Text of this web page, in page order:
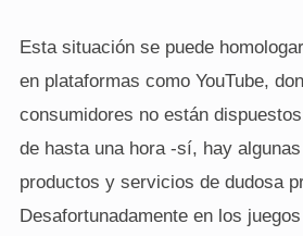
Esta situación se puede
en plataformas como YouTube,
consumidores no están
de hasta una hora -sí, hay
productos y servicios de dudosa
Desafortunadamente en los